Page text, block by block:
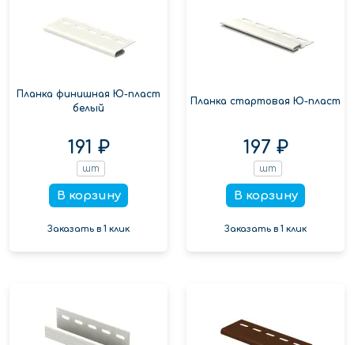
Планка финишная Ю-пласт
белый
191 ₽
шт
В корзину
Заказать в 1 клик
Планка стартовая Ю-пласт
197 ₽
шт
В корзину
Заказать в 1 клик